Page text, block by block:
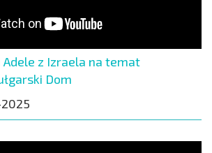
Adele z Izraela na temat
Dom